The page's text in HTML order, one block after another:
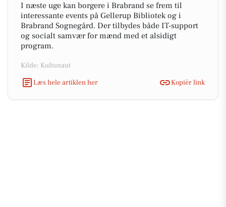
I næste uge kan borgere i Brabrand se frem til
interessante events på Gellerup Bibliotek og i
Brabrand Sognegård. Der tilbydes både IT-support
og socialt samvær for mænd med et alsidigt
program.
Kilde: Kultunaut
Læs hele artiklen her
Kopiér link